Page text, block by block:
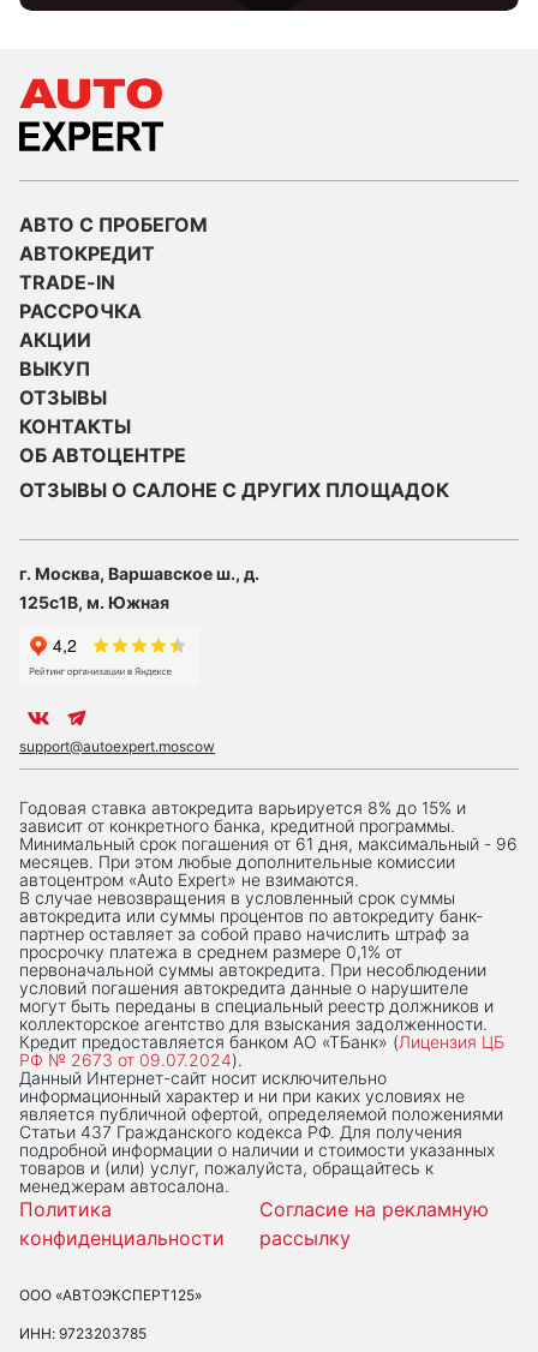
АВТО С ПРОБЕГОМ
АВТОКРЕДИТ
TRADE-IN
РАССРОЧКА
АКЦИИ
ВЫКУП
ОТЗЫВЫ
КОНТАКТЫ
ОБ АВТОЦЕНТРЕ
ОТЗЫВЫ О САЛОНЕ С ДРУГИХ ПЛОЩАДОК
г. Москва, Варшавское ш., д.
125с1В, м. Южная
support@autoexpert.moscow
Годовая ставка автокредита варьируется 8% до 15% и
зависит от конкретного банка, кредитной программы.
Минимальный срок погашения от 61 дня, максимальный - 96
месяцев. При этом любые дополнительные комиссии
автоцентром «Auto Expert» не взимаются.
В случае невозвращения в условленный срок суммы
автокредита или суммы процентов по автокредиту банк-
партнер оставляет за собой право начислить штраф за
просрочку платежа в среднем размере 0,1% от
первоначальной суммы автокредита. При несоблюдении
условий погашения автокредита данные о нарушителе
могут быть переданы в специальный реестр должников и
коллекторское агентство для взыскания задолженности.
Кредит предоставляется банком АО «ТБанк» (Лицензия ЦБ
РФ № 2673 от 09.07.2024).
Данный Интернет-сaйт носит исключительно
информационный характер и ни при каких условиях не
является публичной офертой, определяемой положениями
Статьи 437 Гражданского кодекса РФ. Для получения
подробной информации о наличии и стоимости указанных
товаров и (или) услуг, пожалуйста, обращайтесь к
менеджерам автосалона.
Политика
конфиденциальности
Согласие на рекламную
рассылку
ООО «АВТОЭКСПЕРТ125»
ИНН: 9723203785